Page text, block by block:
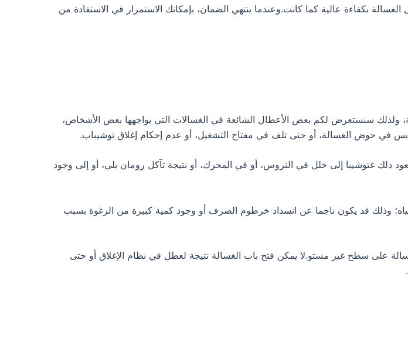
بكفاءة عالية كما كانت.وعندما ينتهي الضمان، بإمكانك الاستمرار في الاستفادة من
ولذلك سنستعرض لكم بعض الأعطال الشائعة في الغسالات التي يواجهها بعض الأشخاص،
في حوض الغسالة، أو حتى تلف في مفتاح التشغيل، أو عدم إحكام إغلاق توشيباب.
ذلك غتوشيبا إلى خلل في التروس، أو في المحرك، أو نتيجة تآكل رومان بلي، أو إلى وجود
وذلك قد يكون ناجما عن انسداد خرطوم الصرف أو وجود كمية كبيرة من الرغوة بسبب
على سطح غير مستو.لا يمكن فتح باب الغسالة نتيجة لعطل في نظام الإغلاق أو حتى